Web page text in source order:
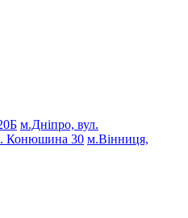
м.Дніпро, вул.
Конюшина 30 м.Вінниця,